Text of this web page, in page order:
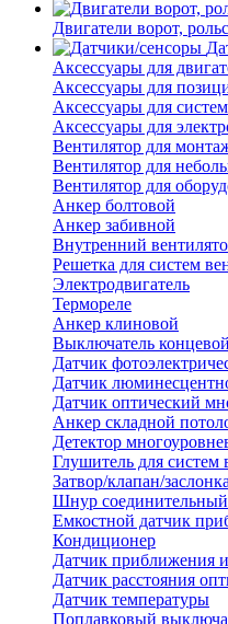
Двигатели ворот,
Аксессуары для
Аксессуары для
Аксессуары для
Аксессуары для
Вентилятор для
Вентилятор для
Вентилятор для
Анкер болтовой
Анкер забивной
Внутренний
Решетка для систем
Электродвигатель
Термореле
Анкер клиновой
Выключатель концевой
Датчик
Датчик
Датчик оптический
Анкер складной
Детектор
Глушитель для систем
Затвор/клапан/
Шнур соединительный
Емкостной датчик
Кондиционер
Датчик приближения
Датчик расстояния
Датчик температуры
Поплавковый